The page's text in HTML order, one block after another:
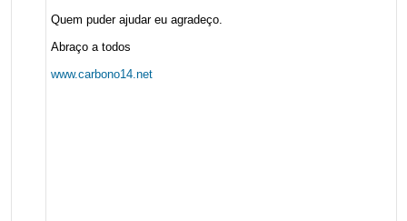
Quem puder ajudar eu agradeço.
Abraço a todos
www.carbono14.net